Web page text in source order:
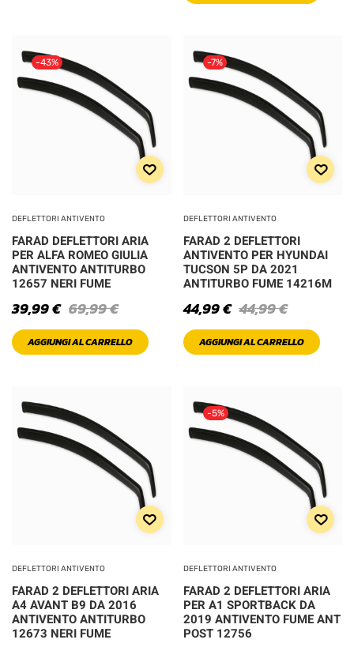
Brown
Bue Violet
Light
Orange
Silver
L M
-43%
DEFLETTORI ANTIVENTO
FARAD DEFLETTORI ARIA
PER ALFA ROMEO GIULIA
ANTIVENTO ANTITURBO
12657 NERI FUME
69,99€
39,99€
AGGIUNGI AL CARRELLO
-7%
DEFLETTORI ANTIVENTO
FARAD 2 DEFLETTORI
ANTIVENTO PER HYUNDAI
TUCSON 5P DA 2021
ANTITURBO FUME 14216M
44,99€
44,99€
AGGIUNGI AL CARRELLO
DEFLETTORI ANTIVENTO
FARAD 2 DEFLETTORI ARIA
A4 AVANT B9 DA 2016
ANTIVENTO ANTITURBO
12673 NERI FUME
-5%
DEFLETTORI ANTIVENTO
FARAD 2 DEFLETTORI ARIA
PER A1 SPORTBACK DA
2019 ANTIVENTO FUME ANT
POST 12756